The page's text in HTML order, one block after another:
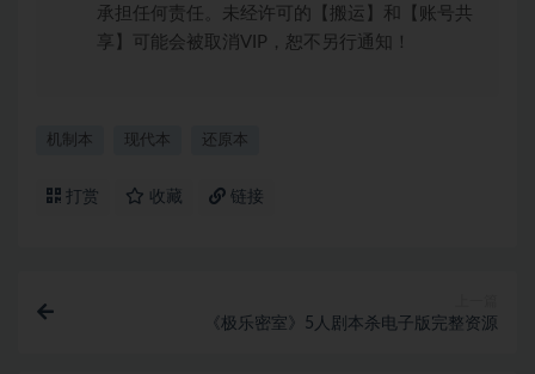
承担任何责任。未经许可的【搬运】和【账号共
享】可能会被取消VIP，恕不另行通知！
机制本 现代本 还原本
打赏 收藏 链接
《极乐密室》5人剧本杀电子版完整资源